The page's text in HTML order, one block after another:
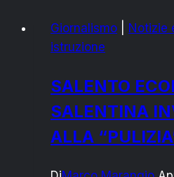
Giornalismo Notizie
istruzione
SALENTO
SALENTINA
ALLA